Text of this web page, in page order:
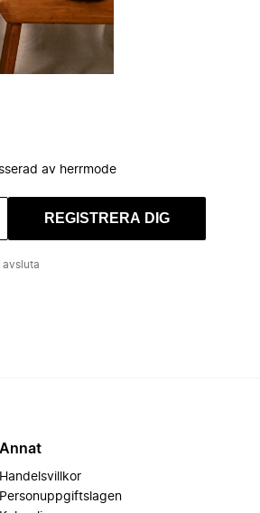
av herrmode
REGISTRERA DIG
avsluta
Annat
Handelsvillkor
Personuppgiftslagen